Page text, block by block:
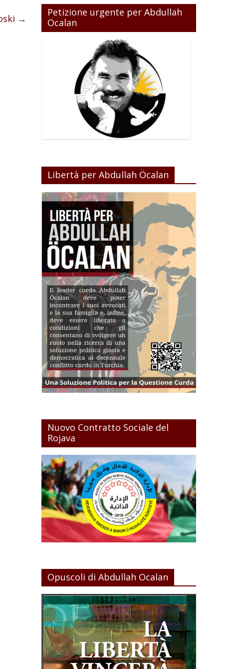
→
Petizione urgente per Abdullah
Ocalan
Libertà per Abdullah Öcalan
Nuovo Contratto Sociale del
Rojava
Opuscoli di Abdullah Ocalan